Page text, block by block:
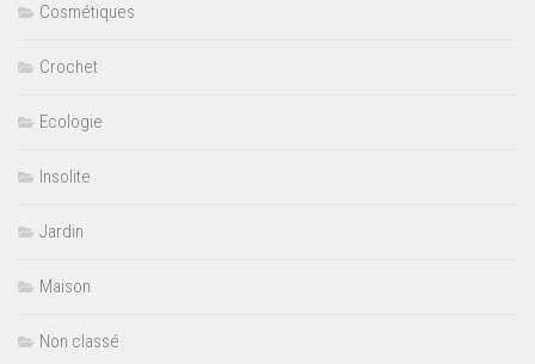
Cosmétiques
Crochet
Ecologie
Insolite
Jardin
Maison
Non classé